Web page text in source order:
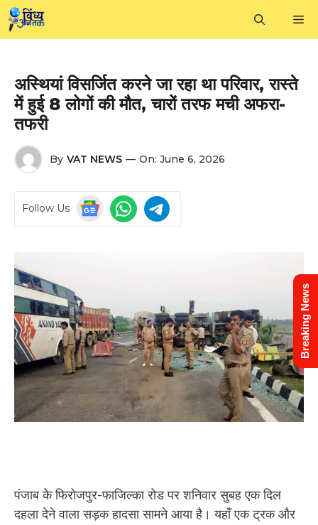
Skip
to
अस्थियां विसर्जित करने जा रहा था परिवार, रास्ते
में हुई 8 लोगों की मौत, चारों तरफ मची अफरा-
तफरी
By VAT NEWS — On: June 6, 2026
Follow Us
पंजाब के फिरोजपुर-फाजिल्का रोड पर शनिवार सुबह एक दिल
दहला देने वाला सड़क हादसा सामने आया है। यहाँ एक ट्रक और
Breaking News